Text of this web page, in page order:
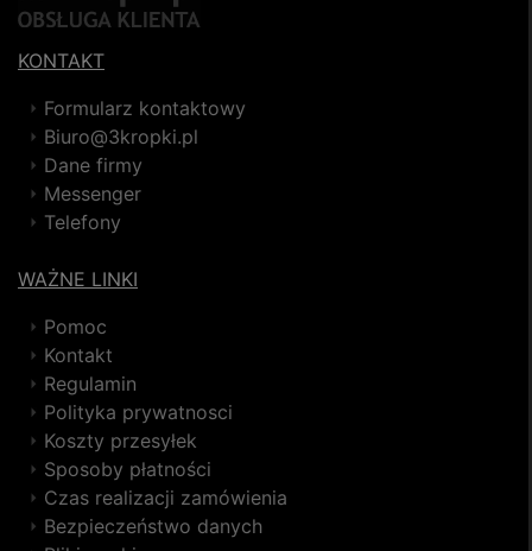
KONTAKT
Formularz kontaktowy
Biuro@3kropki.pl
Dane firmy
Messenger
Telefony
WAŻNE LINKI
Pomoc
Kontakt
Regulamin
Polityka prywatnosci
Koszty przesyłek
Sposoby płatności
Czas realizacji zamówienia
Bezpieczeństwo danych